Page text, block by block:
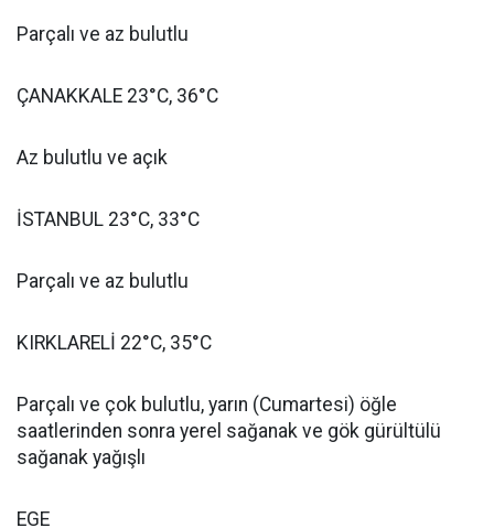
Parçalı ve az bulutlu
ÇANAKKALE 23°C, 36°C
Az bulutlu ve açık
İSTANBUL 23°C, 33°C
Parçalı ve az bulutlu
KIRKLARELİ 22°C, 35°C
Parçalı ve çok bulutlu, yarın (Cumartesi) öğle
saatlerinden sonra yerel sağanak ve gök gürültülü
sağanak yağışlı
EGE